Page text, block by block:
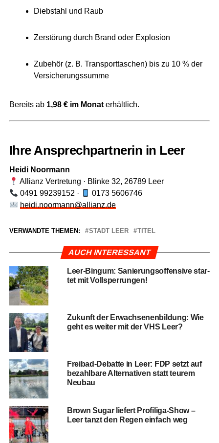
Dieb­stahl und Raub
Zer­stö­rung durch Brand oder Explosion
Zube­hör (z. B. Trans­port­ta­schen) bis zu 10 % der
Versicherungssumme
Bereits ab 1,98 € im Monaterhältlich.
Ihre Ansprech­part­ne­rin in Leer
Hei­di Noor­mann
Alli­anz Ver­tre­tung · Blin­ke 32, 26789 Leer
0491 99239152 ·
0173 5606746
heidi.noormann@allianz.de
VERWANDTE THEMEN: STADT LEER TITEL
AUCH INTERESSANT
Leer-Bin­gum: Sanie­rungs­of­fen­si­ve star­
tet mit Vollsperrungen!
Zukunft der Erwach­se­nen­bil­dung: Wie
geht es wei­ter mit der VHS Leer?
Frei­bad-Debat­te in Leer: FDP setzt auf
bezahl­ba­re Alter­na­ti­ven statt teu­rem
Neubau
Brown Sugar lie­fert Profiliga‑Show –
Leer tanzt den Regen ein­fach weg